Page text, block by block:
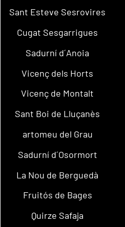
Sant Esteve Sesrovires
Cugat Sesgarrigues
Sadurní d´Anoia
Vicenç dels Horts
Vicenç de Montalt
Sant Boi de Lluçanès
artomeu del Grau
Sadurní d´Osormort
La Nou de Berguedà
Fruitós de Bages
Quirze Safaja